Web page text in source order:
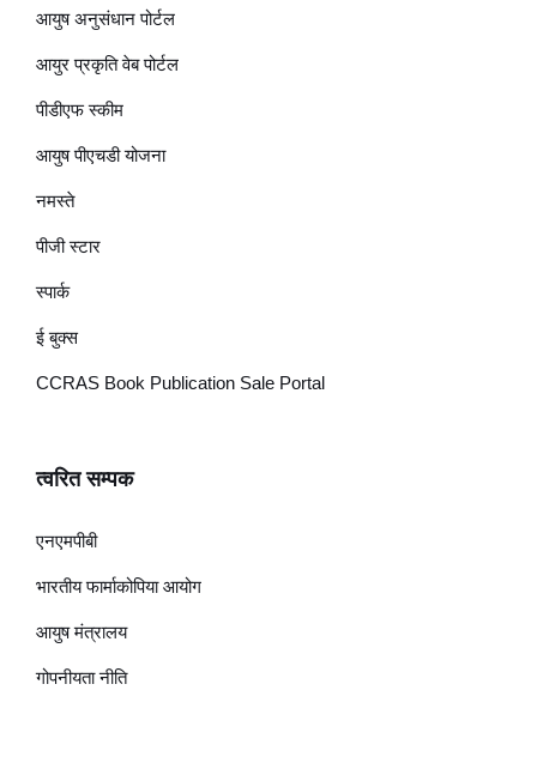
आयुष अनुसंधान पोर्टल
आयुर प्रकृति वेब पोर्टल
पीडीएफ स्कीम
आयुष पीएचडी योजना
नमस्ते
पीजी स्टार
स्पार्क
ई बुक्स
CCRAS Book Publication Sale Portal
त्वरित सम्पक
एनएमपीबी
भारतीय फार्माकोपिया आयोग
आयुष मंत्रालय
गोपनीयता नीति